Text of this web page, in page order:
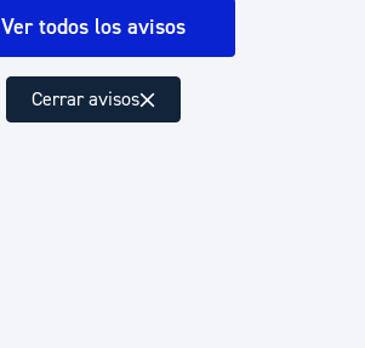
Ver todos los avisos
Cerrar avisos